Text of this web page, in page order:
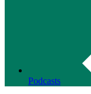
Podcasts